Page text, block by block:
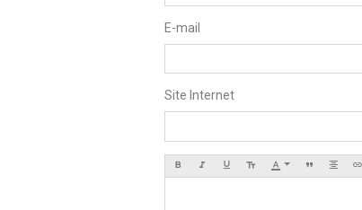
E-mail
Site Internet